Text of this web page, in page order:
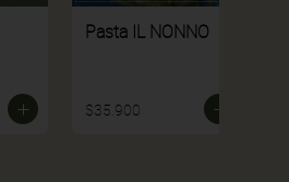
Pasta IL NONNO
$35.900